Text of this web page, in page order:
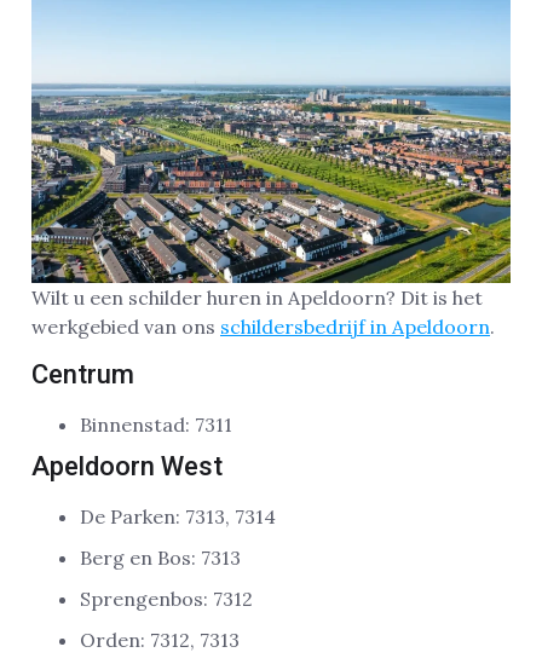
Wilt u een schilder huren in Apeldoorn? Dit is het
werkgebied van ons schildersbedrijf in Apeldoorn.
Centrum
Binnenstad: 7311
Apeldoorn West
De Parken: 7313, 7314
Berg en Bos: 7313
Sprengenbos: 7312
Orden: 7312, 7313